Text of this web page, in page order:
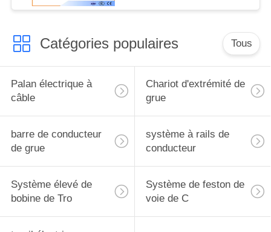
Catégories populaires Tous
Palan électrique à
câble
Chariot d'extrémité de
grue
barre de conducteur
de grue
système à rails de
conducteur
Système élevé de
bobine de Tro
Système de feston de
voie de C